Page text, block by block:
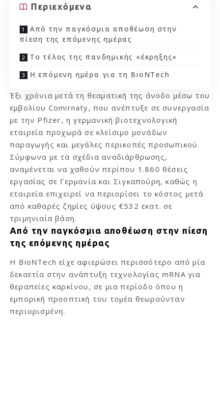
Περιεχόμενα
Από την παγκόσμια αποθέωση στην
πίεση της επόμενης ημέρας
Το τέλος της πανδημικής «έκρηξης»
Η επόμενη ημέρα για τη BioNTech
Έξι χρόνια μετά τη θεαματική της άνοδο μέσω του
εμβολίου Comirnaty, που ανέπτυξε σε συνεργασία
με την Pfizer, η γερμανική βιοτεχνολογική
εταιρεία προχωρά σε κλείσιμο μονάδων
παραγωγής και μεγάλες περικοπές προσωπικού.
Σύμφωνα με τα σχέδια αναδιάρθρωσης,
αναμένεται να χαθούν περίπου 1.860 θέσεις
εργασίας σε Γερμανία και Σιγκαπούρη, καθώς η
εταιρεία επιχειρεί να περιορίσει το κόστος μετά
από καθαρές ζημίες ύψους €532 εκατ. σε
τριμηνιαία βάση.
Από την παγκόσμια αποθέωση στην πίεση
της επόμενης ημέρας
Η BioNTech είχε αφιερώσει περισσότερο από μία
δεκαετία στην ανάπτυξη τεχνολογίας mRNA για
θεραπείες καρκίνου, σε μια περίοδο όπου η
εμπορική προοπτική του τομέα θεωρούνταν
περιορισμένη.